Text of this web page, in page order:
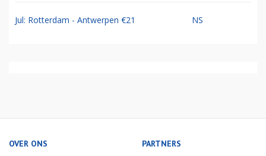
Jul: Rotterdam - Antwerpen €21 NS
OVER ONS PARTNERS